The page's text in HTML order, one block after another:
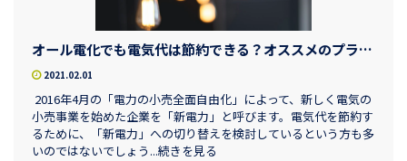
オール電化でも電気代は節約できる？オススメのプランを徹底解説！
2021.02.01
2016年4月の「電力の小売全面自由化」によって、新しく電気の
小売事業を始めた企業を「新電力」と呼びます。電気代を節約す
るために、「新電力」への切り替えを検討しているという方も多
いのではないでしょう...続きを見る